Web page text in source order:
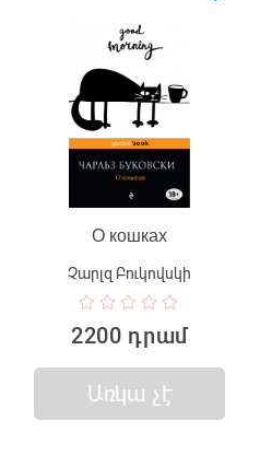
О кошках
Չարլզ Բուկովսկի
2200 դրամ
Առկա չէ